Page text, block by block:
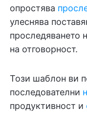
опростява
улеснява
проследяването
на отговорност.
Този шаблон ви
последователни
продуктивност и